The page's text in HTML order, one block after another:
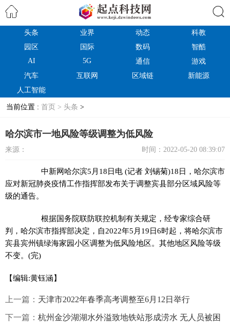
头条 业界 动态
科教
园区
国际 数码
智酷
AI
5G 通信
游戏
汽车
互联网 区域链
新能源
人工智能
当前位置 : 首页 > 头条 >
哈尔滨市一地风险等级调整为低风险
来源： 时间：2022-05-20 08:39:07
中新网哈尔滨5月18日电 (记者 刘锡菊)18日，哈尔滨市
应对新冠肺炎疫情工作指挥部发布关于调整宾县部分区域风险等
级的通告。
根据国务院联防联控机制有关规定，经专家综合研
判，哈尔滨市指挥部决定，自2022年5月19日6时起，将哈尔滨市
宾县宾州镇绿海家园小区调整为低风险地区。其他地区风险等级
不变。(完)
【编辑:黄钰涵】
上一篇： 天津市2022年春季高考调整至6月12日举行
下一篇： 杭州金沙湖湖水外溢致地铁站形成涝水 无人员被困